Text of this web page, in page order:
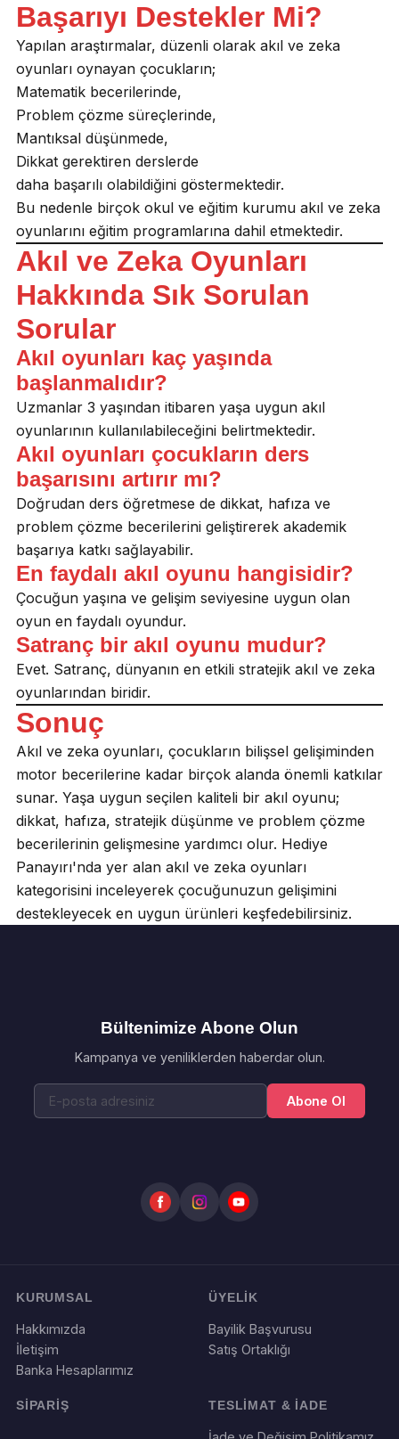
Başarıyı Destekler Mi?
Yapılan araştırmalar, düzenli olarak akıl ve zeka
oyunları oynayan çocukların;
Matematik becerilerinde,
Problem çözme süreçlerinde,
Mantıksal düşünmede,
Dikkat gerektiren derslerde
daha başarılı olabildiğini göstermektedir.
Bu nedenle birçok okul ve eğitim kurumu akıl ve zeka
oyunlarını eğitim programlarına dahil etmektedir.
Akıl ve Zeka Oyunları
Hakkında Sık Sorulan
Sorular
Akıl oyunları kaç yaşında
başlanmalıdır?
Uzmanlar 3 yaşından itibaren yaşa uygun akıl
oyunlarının kullanılabileceğini belirtmektedir.
Akıl oyunları çocukların ders
başarısını artırır mı?
Doğrudan ders öğretmese de dikkat, hafıza ve
problem çözme becerilerini geliştirerek akademik
başarıya katkı sağlayabilir.
En faydalı akıl oyunu hangisidir?
Çocuğun yaşına ve gelişim seviyesine uygun olan
oyun en faydalı oyundur.
Satranç bir akıl oyunu mudur?
Evet. Satranç, dünyanın en etkili stratejik akıl ve zeka
oyunlarından biridir.
Sonuç
Akıl ve zeka oyunları, çocukların bilişsel gelişiminden
motor becerilerine kadar birçok alanda önemli katkılar
sunar. Yaşa uygun seçilen kaliteli bir akıl oyunu;
dikkat, hafıza, stratejik düşünme ve problem çözme
becerilerinin gelişmesine yardımcı olur. Hediye
Panayırı'nda yer alan akıl ve zeka oyunları
kategorisini inceleyerek çocuğunuzun gelişimini
destekleyecek en uygun ürünleri keşfedebilirsiniz.
Bültenimize Abone Olun
Kampanya ve yeniliklerden haberdar olun.
Abone Ol
KURUMSAL
Hakkımızda
İletişim
Banka Hesaplarımız
ÜYELİK
Bayilik Başvurusu
Satış Ortaklığı
SİPARİŞ TESLİMAT & İADE